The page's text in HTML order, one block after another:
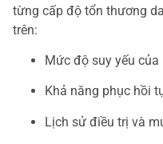
từng cấp độ tổn thương
trên:
Mức độ suy yếu của
Khả năng phục hồi
Lịch sử điều trị và